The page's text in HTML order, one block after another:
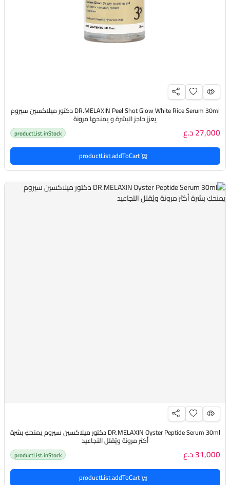
DR.MELAXIN Peel Shot Glow White Rice Serum 30ml دكتور ميلاكسين سيروم
يعزز حاجز البشرة و يمنحها مرونة
27,000 د.ع productList.inStock
productList.addToCart
DR.MELAXIN Oyster Peptide Serum 30ml دكتور ميلاكسين سيروم يمنحكِ بشرة
أكثر مرونة ويُقلل التجاعيد
31,000 د.ع productList.inStock
productList.addToCart